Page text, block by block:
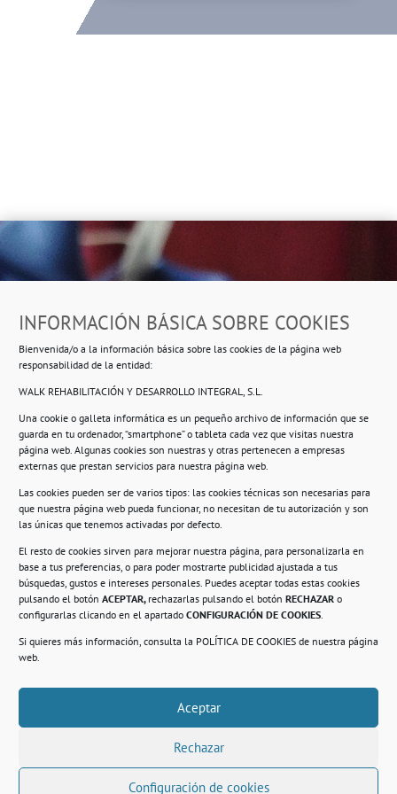
INFORMACIÓN BÁSICA SOBRE COOKIES
Bienvenida/o a la información básica sobre las cookies de la página web
responsabilidad de la entidad:
WALK REHABILITACIÓN Y DESARROLLO INTEGRAL, S.L.
Una cookie o galleta informática es un pequeño archivo de información que se
guarda en tu ordenador, “smartphone” o tableta cada vez que visitas nuestra
página web. Algunas cookies son nuestras y otras pertenecen a empresas
externas que prestan servicios para nuestra página web.
Las cookies pueden ser de varios tipos: las cookies técnicas son necesarias para
que nuestra página web pueda funcionar, no necesitan de tu autorización y son
las únicas que tenemos activadas por defecto.
El resto de cookies sirven para mejorar nuestra página, para personalizarla en
base a tus preferencias, o para poder mostrarte publicidad ajustada a tus
búsquedas, gustos e intereses personales. Puedes aceptar todas estas cookies
pulsando el botón ACEPTAR, rechazarlas pulsando el botón RECHAZAR o
configurarlas clicando en el apartado CONFIGURACIÓN DE COOKIES.
Si quieres más información, consulta la POLÍTICA DE COOKIES de nuestra página
web.
Aceptar
Rechazar
Configuración de cookies
Ropero Solidario de Usera
Beasáin 25-33posterior, local 3 – 28041 Madrid
Información
Compromiso con la protección de datos
Política de Cookies.
© 2021. Realizado en el Centro de Rehabilitación